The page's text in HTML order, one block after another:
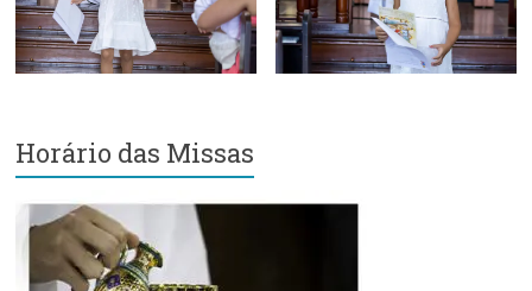
Horário das Missas